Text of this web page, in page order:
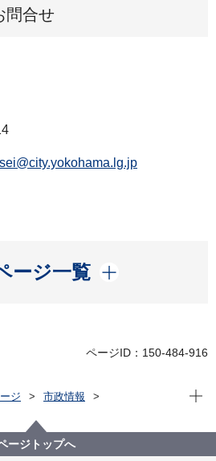
問合せ
ージ一覧
開く
ページID：150-484-916
ジ
市政情報
2027や環境共生をPR！本町小学校・
中区民祭りでブース出展します！
現在
ージトップへ